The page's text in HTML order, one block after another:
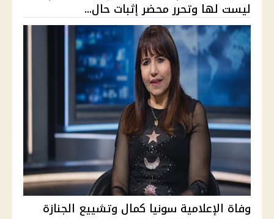
ليست لها وتحرر محضر إثبات حال...
وفاة الإعلامية سونيا كمال وتشييع الجنازة